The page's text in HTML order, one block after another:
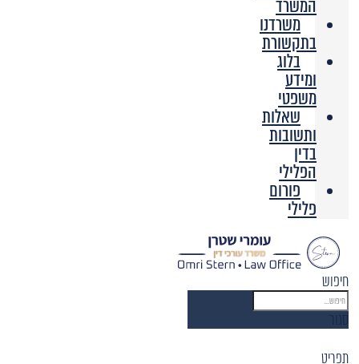
המשרד
משרדנו
בתקשורת
בלוג
ומידע
משפטי
שאלות
ותשובות
בדין
הפלילי
פורום
פלילי
חיפוש
תפריט